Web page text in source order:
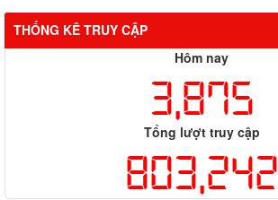
THỐNG KÊ TRUY CẬP
Hôm nay
3,875
Tổng lượt truy cập
803,242